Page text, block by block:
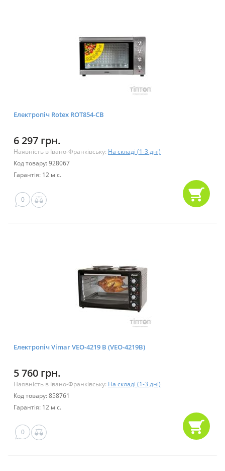
Електропіч Rotex ROT854-CB
6 297 грн.
Наявність в Івано-Франківську: На складі (1-3 дні)
Код товару: 928067
Гарантія: 12 міс.
0
Електропіч Vimar VEO-4219 B (VEO-4219B)
5 760 грн.
Наявність в Івано-Франківську: На складі (1-3 дні)
Код товару: 858761
Гарантія: 12 міс.
0